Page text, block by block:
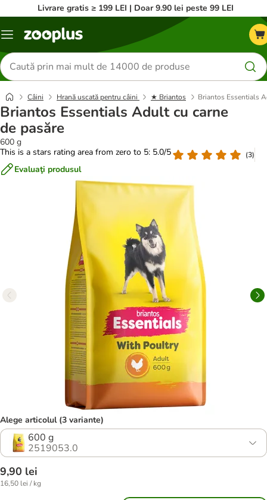
Livrare gratis ≥ 199 LEI | Doar 9.90 lei peste 99 LEI
Categorii
Căutare
produse
Câini Hrană uscată pentru câini ★ Briantos Briantos Essentials
Briantos Essentials Adult cu carne
de pasăre
600 g
This is a stars rating area from zero to 5: 5.0/5
(3)
Evaluaţi produsul
Alege articolul (3 variante)
600 g
2519053.0
9,90 lei
16,50 lei / kg